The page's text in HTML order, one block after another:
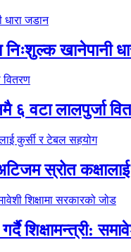
खानेपानी
६ वटा लालपुर्जा
स्रोत